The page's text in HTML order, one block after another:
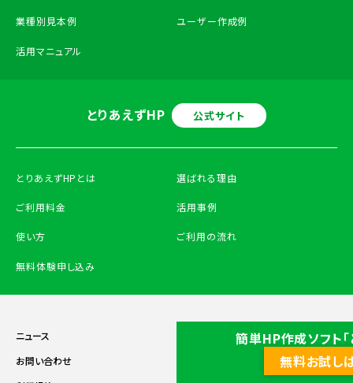
とりあえずHP 公式サイト
とりあえずHPとは
ご利用料金
使い方
選ばれる理由
活用事例
ご利用の流れ
無料体験申し込み
業種別見本例 ユーザー作成例
活用マニュアル
ニュース
メンテナンス・障害情報
お問い合わせ
簡単HP作成ソフト「
無料お試し